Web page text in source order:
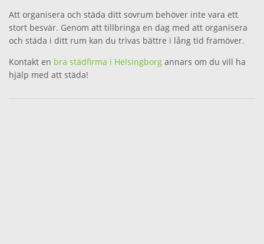
Att organisera och städa ditt sovrum behöver inte vara ett
stort besvär. Genom att tillbringa en dag med att organisera
och städa i ditt rum kan du trivas bättre i lång tid framöver.
Kontakt en bra städfirma i Helsingborg annars om du vill ha
hjälp med att städa!